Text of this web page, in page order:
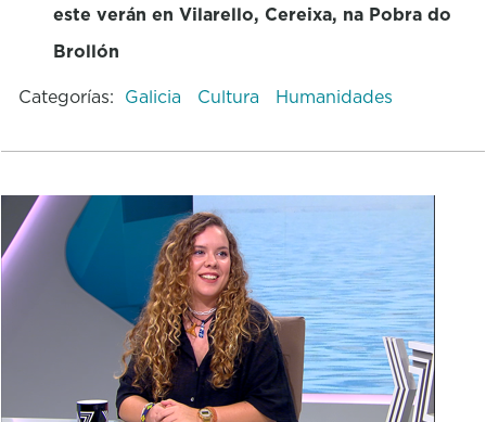
este verán en Vilarello, Cereixa, na Pobra do
Brollón
Categorías: Galicia Cultura Humanidades